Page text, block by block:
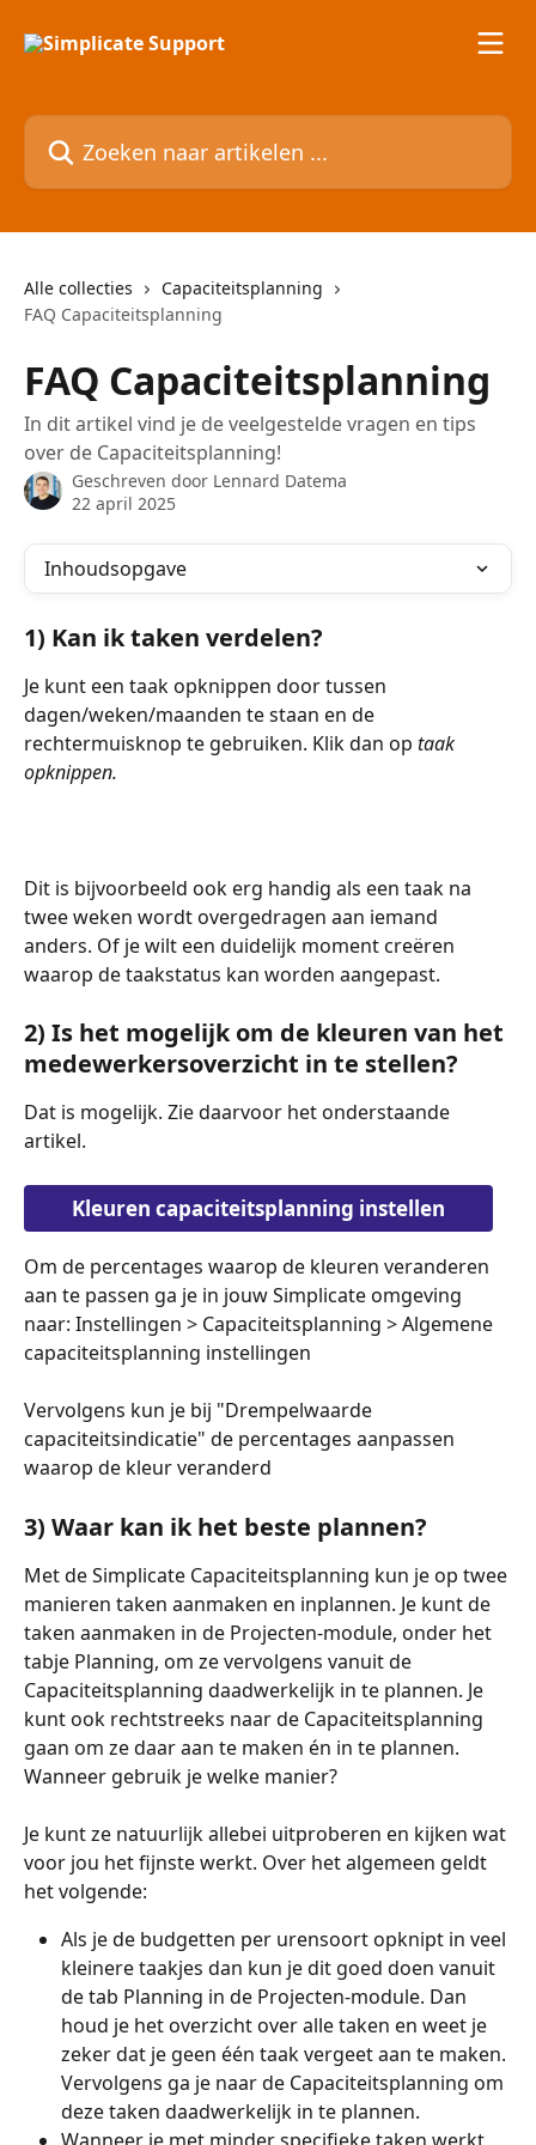
Zoeken naar artikelen ...
Alle collecties
Capaciteitsplanning
FAQ Capaciteitsplanning
FAQ Capaciteitsplanning
In dit artikel vind je de veelgestelde vragen en tips
over de Capaciteitsplanning!
Geschreven door Lennard Datema
22 april 2025
Inhoudsopgave
1) Kan ik taken verdelen?
Je kunt een taak opknippen door tussen
dagen/weken/maanden te staan en de
rechtermuisknop te gebruiken. Klik dan op taak
opknippen.
Dit is bijvoorbeeld ook erg handig als een taak na
twee weken wordt overgedragen aan iemand
anders. Of je wilt een duidelijk moment creëren
waarop de taakstatus kan worden aangepast.
2) Is het mogelijk om de kleuren van het
medewerkersoverzicht in te stellen?
Dat is mogelijk. Zie daarvoor het onderstaande
artikel.
Kleuren capaciteitsplanning instellen
Om de percentages waarop de kleuren veranderen
aan te passen ga je in jouw Simplicate omgeving
naar: Instellingen > Capaciteitsplanning > Algemene
capaciteitsplanning instellingen
Vervolgens kun je bij "Drempelwaarde
capaciteitsindicatie" de percentages aanpassen
waarop de kleur veranderd
3) Waar kan ik het beste plannen?
Met de Simplicate Capaciteitsplanning kun je op twee
manieren taken aanmaken en inplannen. Je kunt de
taken aanmaken in de Projecten-module, onder het
tabje Planning, om ze vervolgens vanuit de
Capaciteitsplanning daadwerkelijk in te plannen. Je
kunt ook rechtstreeks naar de Capaciteitsplanning
gaan om ze daar aan te maken én in te plannen.
Wanneer gebruik je welke manier?
Je kunt ze natuurlijk allebei uitproberen en kijken wat
voor jou het fijnste werkt. Over het algemeen geldt
het volgende:
Als je de budgetten per urensoort opknipt in veel
kleinere taakjes dan kun je dit goed doen vanuit
de tab Planning in de Projecten-module. Dan
houd je het overzicht over alle taken en weet je
zeker dat je geen één taak vergeet aan te maken.
Vervolgens ga je naar de Capaciteitsplanning om
deze taken daadwerkelijk in te plannen.